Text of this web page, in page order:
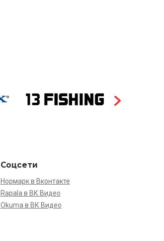
Соцсети
Нормарк в Вконтакте
Rapala в ВК Видео
Okuma в ВК Видео